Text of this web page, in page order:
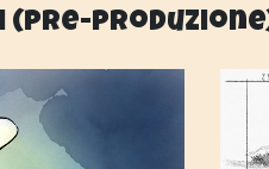
(pre-